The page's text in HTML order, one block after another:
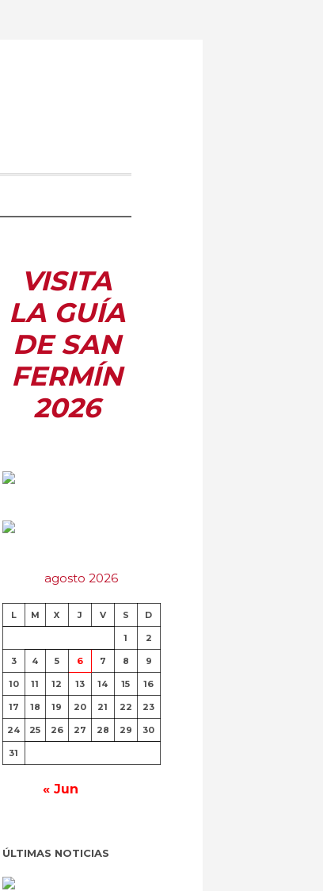
VISITA
LA GUÍA
DE SAN
FERMÍN
2026
agosto 2026
L M X J V S D
1 2
3 4 5 6 7 8 9
10 11 12 13 14 15 16
17 18 19 20 21 22 23
24 25 26 27 28 29 30
31
« Jun
ÚLTIMAS NOTICIAS